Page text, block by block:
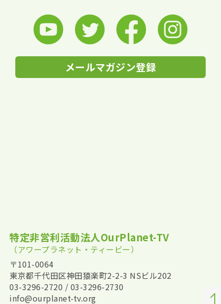
メールマガジン登録
特定非営利活動法人OurPlanet-TV
（アワープラネット・ティービー）
〒101-0064
東京都千代田区神田猿楽町2-2-3 NSビル202
03-3296-2720 / 03-3296-2730
info@ourplanet-tv.org